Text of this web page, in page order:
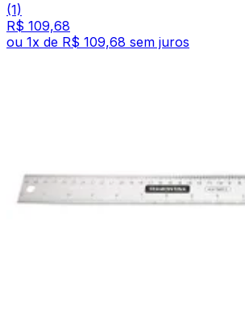
(1)
R$ 109,68
ou 1x de R$ 109,68 sem juros